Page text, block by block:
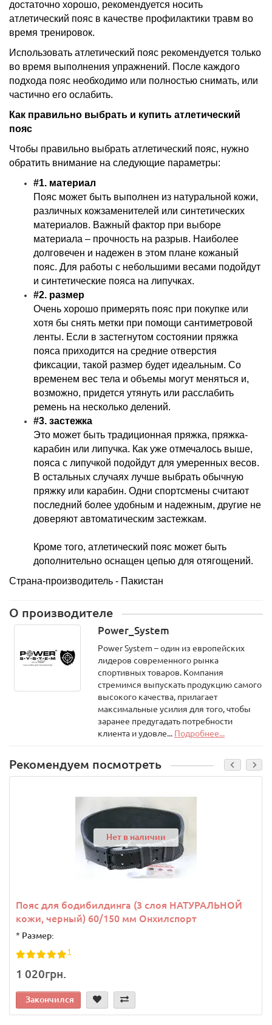
достаточно хорошо, рекомендуется носить
атлетический пояс в качестве профилактики травм во
время тренировок.
Использовать атлетический пояс рекомендуется только
во время выполнения упражнений. После каждого
подхода пояс необходимо или полностью снимать, или
частично его ослабить.
Как правильно выбрать и купить атлетический
пояс
Чтобы правильно выбрать атлетический пояс, нужно
обратить внимание на следующие параметры:
#1. материал
Пояс может быть выполнен из натуральной кожи,
различных кожзаменителей или синтетических
материалов. Важный фактор при выборе
материала – прочность на разрыв. Наиболее
долговечен и надежен в этом плане кожаный
пояс. Для работы с небольшими весами подойдут
и синтетические пояса на липучках.
#2. размер
Очень хорошо примерять пояс при покупке или
хотя бы снять метки при помощи сантиметровой
ленты. Если в застегнутом состоянии пряжка
пояса приходится на средние отверстия
фиксации, такой размер будет идеальным. Со
временем вес тела и объемы могут меняться и,
возможно, придется утянуть или расслабить
ремень на несколько делений.
#3. застежка
Это может быть традиционная пряжка, пряжка-
карабин или липучка. Как уже отмечалось выше,
пояса с липучкой подойдут для умеренных весов.
В остальных случаях лучше выбрать обычную
пряжку или карабин. Одни спортсмены считают
последний более удобным и надежным, другие не
доверяют автоматическим застежкам.
Кроме того, атлетический пояс может быть
дополнительно оснащен цепью для отягощений.
Страна-производитель - Пакистан
О производителе
Power_System
Power System – один из европейских
лидеров современного рынка
спортивных товаров. Компания
стремимся выпускать продукцию самого
высокого качества, прилагает
максимальные усилия для того, чтобы
заранее предугадать потребности
клиента и удовле... Подробнее...
Рекомендуем посмотреть
Нет в наличии
Пояс для бодибилдинга (3 слоя НАТУРАЛЬНОЙ
кожи, черный) 60/150 мм Онхилспорт
* Размер:
1
1 020грн.
Закончился